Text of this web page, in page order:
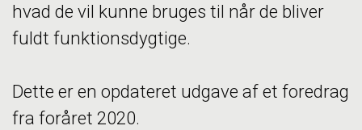
hvad de vil kunne bruges til når de bliver
fuldt funktionsdygtige.
Dette er en opdateret udgave af et foredrag
fra foråret 2020.